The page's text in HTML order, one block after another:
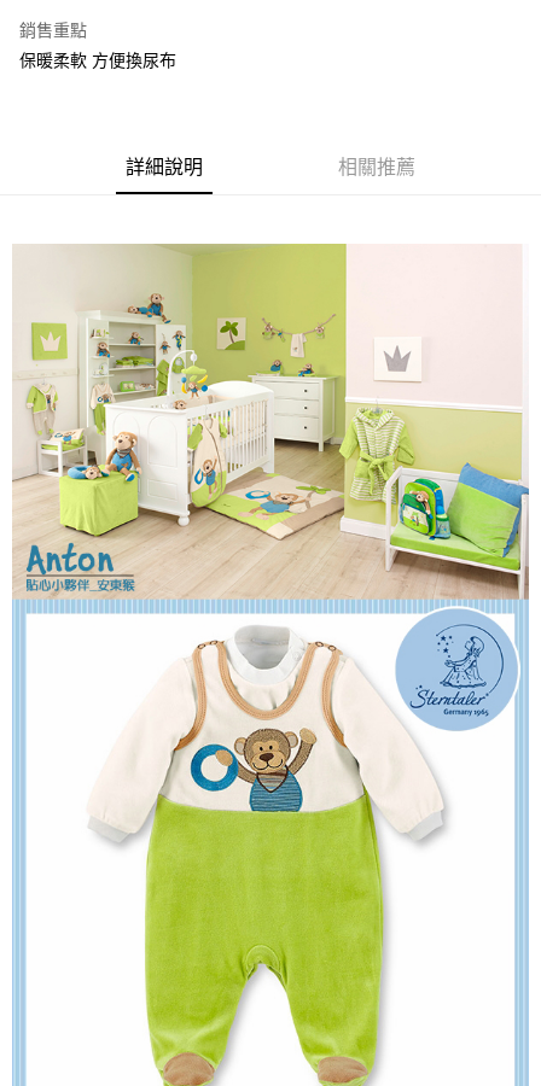
成交易。
3.實際核准額度、可分期數及費用金額請依後續交易確認頁面所載為準。
4.訂單成立30分鐘內，如未前往確認交易或遇審核未通過，訂單將自動取
1.分期款項不併入電信帳單，「大哥付你分期」於每月結算日後寄送繳費提
用戶於交易時，得透過本服務購買商品或服務，並由商店將買賣／分期付款
買賣價金債權讓與本公司後，依約使用本公司帳單繳交帳款。
2.基於同意付款使用「大哥付你分期」之契約關係目的，商店將以您的個人
資料（包含姓名、電話或地址）提供予台灣大哥大進項蒐集、處理及利用，
由本公司與您本人進行分期帳單所需資料之確認、核對及更正。
3.完整用戶服務條款，請詳閱以下連結： https://oppay.tw/userRule
AFTEE先享後付是「在收到商品之後才付款」的支付方式。 讓您購物簡單
便利好安心！
【「AFTEE先享後付」結帳流程】
１．於結帳方式選擇「AFTEE先享後付」後，將跳轉至「AFTEE先享後付」
３．收到繳費通知簡訊後14天內，點擊此簡訊中的連結，可透過四大超商／
※ 請注意：結帳手續完成當下不需立刻繳費，但若您需要取消訂單，請聯絡
購買商品的店家。未經商家同意取消之訂單仍視為有效，需透過AFTEE先享
後付繳納相關費用。
※ 交易是否成功請以「AFTEE先享後付 」之結帳頁面顯示為準，若有關於
是否繳費成功／繳費後需取消欲退款等相關疑問，請聯繫「AFTEE先享後付
客戶支援中心」https://netprotections.freshdesk.com/support/home
【注意事項】
１．透過由恩沛科技股份有限公司提供之「AFTEE先享後付」服務完成之交
易，需依本服務之必要範圍內提供個人資料，並將交易相關給付款項請求債
權轉讓予恩沛科技股份有限公司。
２．關於個人資料處理事宜，請瀏覽以下網址：
https://aftee.tw/terms/#terms3
３．未成年的使用者請事先徵得法定代理人或監護人之同意方可使用
「AFTEE先享後付」，若未經同意申辦者引起之損失，本公司不負相關責
４．使用「AFTEE先享後付」時，將依據個別帳號之用戶狀況，依本公司即
時審查核予不同之上限額度；若仍有額度不足之情形，本公司將視審查結果
５．嚴禁一人註冊多個帳號或使用他人資訊註冊。若發現惡意使用之情形，
恩沛科技股份有限公司將有權停止該用戶之使用額度並採取法律行動。
ATM付款
每筆NT$100，滿NT$1,000(含以上)免運費
銷售重點
保暖柔軟 方便換尿布
詳細說明 相關推薦